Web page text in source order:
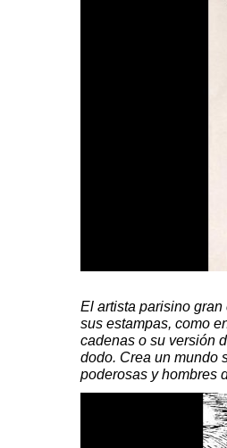
El artista parisino
sus estampas, como
cadenas o su versión
dodo. Crea un mundo
poderosas y hombres